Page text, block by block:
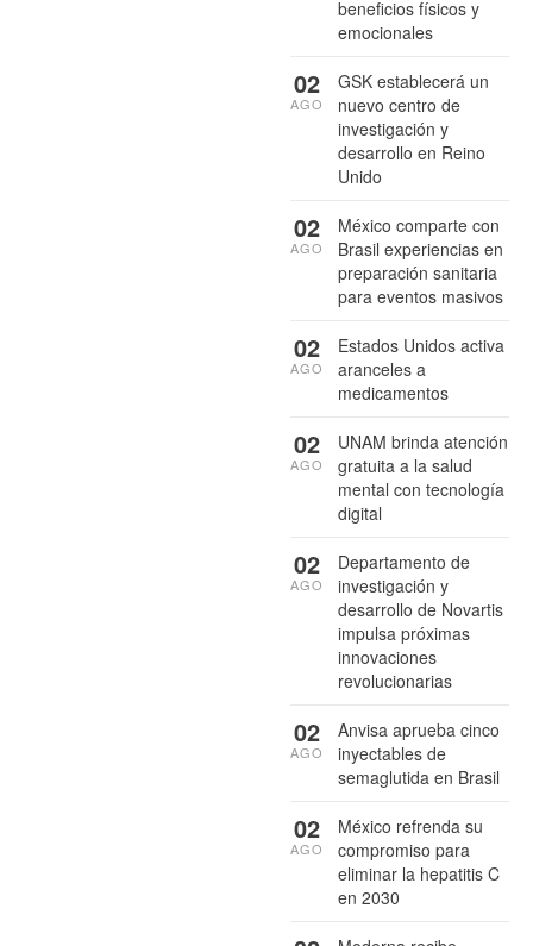
beneficios físicos y
emocionales
GSK establecerá un
nuevo centro de
investigación y
desarrollo en Reino
Unido
02
AGO
México comparte con
Brasil experiencias en
preparación sanitaria
para eventos masivos
02
AGO
Estados Unidos activa
aranceles a
medicamentos
02
AGO
UNAM brinda atención
gratuita a la salud
mental con tecnología
digital
02
AGO
Departamento de
investigación y
desarrollo de Novartis
impulsa próximas
innovaciones
revolucionarias
02
AGO
Anvisa aprueba cinco
inyectables de
semaglutida en Brasil
02
AGO
México refrenda su
compromiso para
eliminar la hepatitis C
en 2030
02
AGO